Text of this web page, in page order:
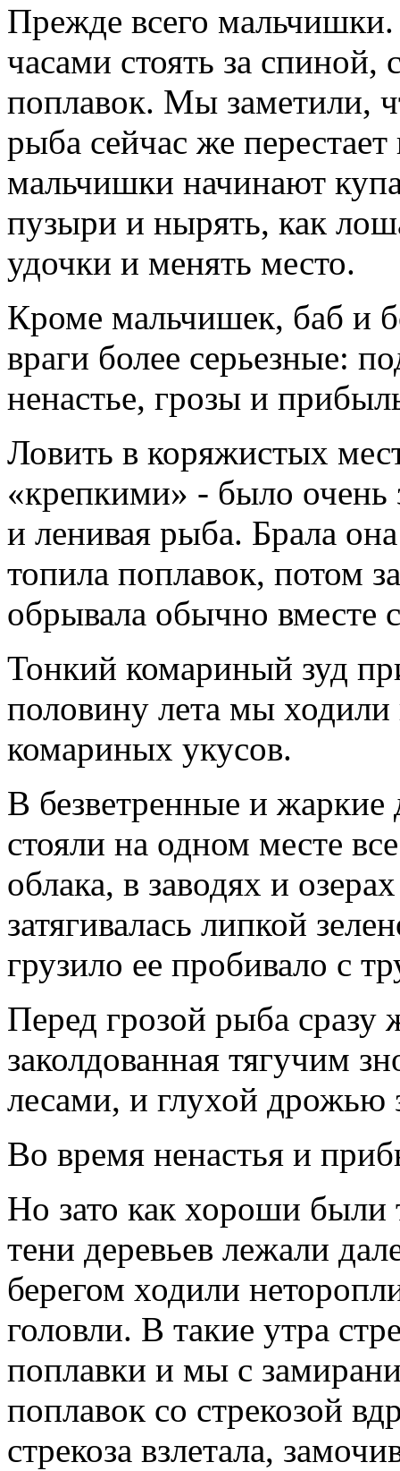
Прежде всего
часами стоять за спиной,
поплавок. Мы заметили,
рыба сейчас же
мальчишки начинают
пузыри и нырять, как
удочки и менять место.
Кроме мальчишек, баб и
враги более серьезные:
ненастье, грозы и
Ловить в коряжистых
«крепкими» - было очень
и ленивая рыба. Брала
топила поплавок, потом
обрывала обычно вместе
Тонкий комариный зуд
половину лета мы ходили
комариных укусов.
В безветренные и жаркие
стояли на одном месте
облака, в заводях и
затягивалась липкой
грузило ее пробивало с
Перед грозой рыба сразу
заколдованная тягучим
лесами, и глухой дрожью
Во время ненастья и
Но зато как хороши были
тени деревьев лежали
берегом ходили
головли. В такие утра
поплавки и мы с
поплавок со стрекозой
стрекоза взлетала,